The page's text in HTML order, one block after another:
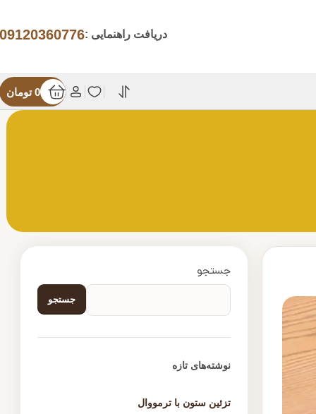
دریافت راهنمایی :09120360776
0 تومان
جستجو
جستجو
نوشته‌های تازه
تزئین ستون با ترمووال